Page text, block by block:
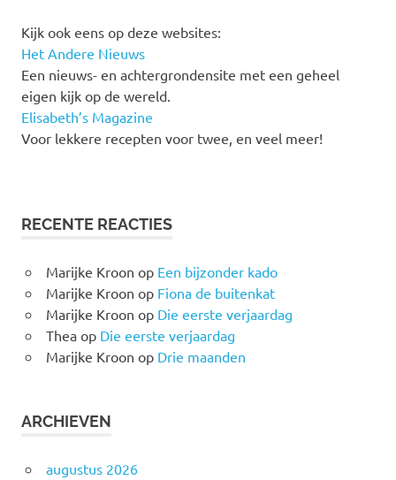
Kijk ook eens op deze websites:
Het Andere Nieuws
Een nieuws- en achtergrondensite met een geheel
eigen kijk op de wereld.
Elisabeth’s Magazine
Voor lekkere recepten voor twee, en veel meer!
RECENTE REACTIES
Marijke Kroon op Een bijzonder kado
Marijke Kroon op Fiona de buitenkat
Marijke Kroon op Die eerste verjaardag
Theaop Die eerste verjaardag
Marijke Kroon op Drie maanden
ARCHIEVEN
augustus 2026